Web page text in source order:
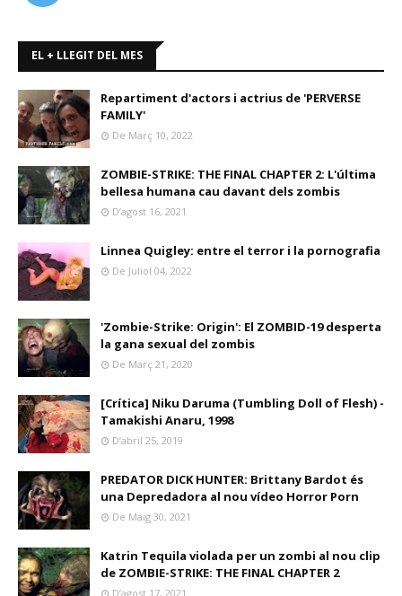
EL + LLEGIT DEL MES
Repartiment d'actors i actrius de 'PERVERSE
FAMILY'
De Març 10, 2022
ZOMBIE-STRIKE: THE FINAL CHAPTER 2: L'última
bellesa humana cau davant dels zombis
D’agost 16, 2021
Linnea Quigley: entre el terror i la pornografia
De Juliol 04, 2022
'Zombie-Strike: Origin': El ZOMBID-19 desperta
la gana sexual del zombis
De Març 21, 2020
[Crítica] Niku Daruma (Tumbling Doll of Flesh) -
Tamakishi Anaru, 1998
D’abril 25, 2019
PREDATOR DICK HUNTER: Brittany Bardot és
una Depredadora al nou vídeo Horror Porn
De Maig 30, 2021
Katrin Tequila violada per un zombi al nou clip
de ZOMBIE-STRIKE: THE FINAL CHAPTER 2
D’agost 17, 2021